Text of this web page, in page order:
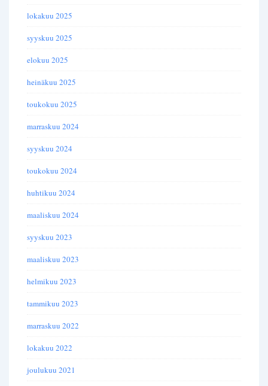
lokakuu 2025
syyskuu 2025
elokuu 2025
heinäkuu 2025
toukokuu 2025
marraskuu 2024
syyskuu 2024
toukokuu 2024
huhtikuu 2024
maaliskuu 2024
syyskuu 2023
maaliskuu 2023
helmikuu 2023
tammikuu 2023
marraskuu 2022
lokakuu 2022
joulukuu 2021